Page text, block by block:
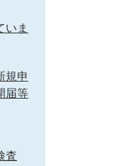
いま
規申
届等
査